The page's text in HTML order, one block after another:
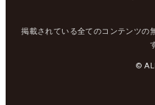
掲載されている全てのコンテンツの
©